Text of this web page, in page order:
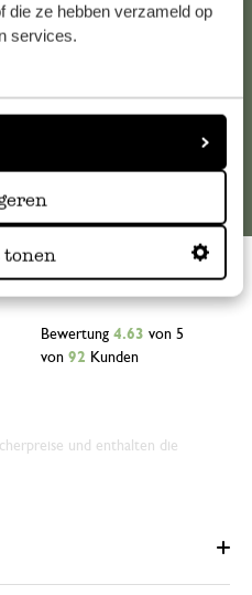
die ze hebben verzameld op
services.
tonen
Bewertung 4.63 von 5
von 92 Kunden
und enthalten die